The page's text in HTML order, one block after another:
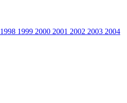
1998 1999 2000 2001 2002 2003 2004